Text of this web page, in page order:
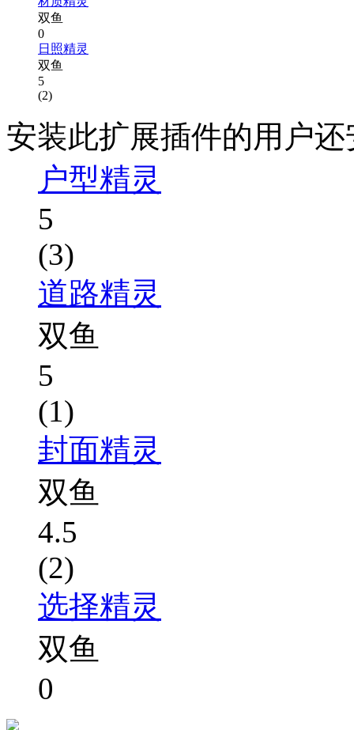
双鱼
0
日照精灵
双鱼
5
(2)
安装此扩展插件的用户
户型精灵
5
(3)
道路精灵
双鱼
5
(1)
封面精灵
双鱼
4.5
(2)
选择精灵
双鱼
0